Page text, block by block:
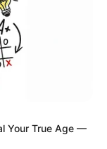
Your True Age —